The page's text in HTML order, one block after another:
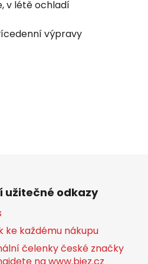
v létě ochladí
výpravy
užitečné odkazy
ke každému nákupu
čelenky české značky